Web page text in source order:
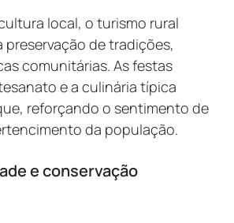
local, o turismo rural
de tradições,
comunitárias. As festas
e a culinária típica
reforçando o sentimento de
da população.
e conservação